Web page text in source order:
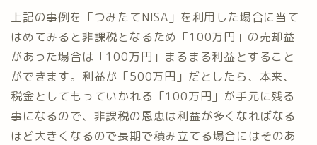
上記の事例を「つみたてNISA」を利用した場合に当て
はめてみると非課税となるため「100万円」の売却益
があった場合は「100万円」まるまる利益とすること
ができます。利益が「500万円」だとしたら、本来、
税金としてもっていかれる「100万円」が手元に残る
事になるので、非課税の恩恵は利益が多くなればなる
ほど大きくなるので長期で積み立てる場合にはそのあ